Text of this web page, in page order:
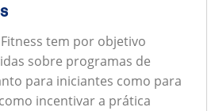
tem por objetivo
sobre programas de
para iniciantes como para
incentivar a prática